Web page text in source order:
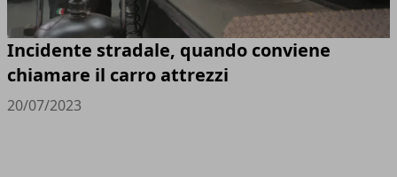
Incidente stradale, quando conviene
chiamare il carro attrezzi
20/07/2023